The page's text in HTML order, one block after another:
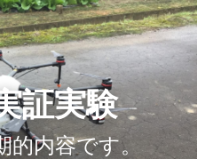
証実験
内容です。